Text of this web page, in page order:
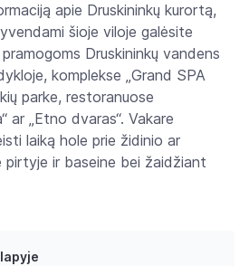
apie Druskininkų kurortą,
šioje viloje galėsite
Druskininkų vandens
komplekse „Grand SPA
parke, restoranuose
ar „Etno dvaras“. Vakare
laiką hole prie židinio ar
pirtyje ir baseine bei žaidžiant